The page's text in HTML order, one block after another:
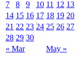
« Mar May »
7
8 9 10 11 12 13
14 15 16 17 18 19 20
21 22 23 24 25 26 27
28 29 30